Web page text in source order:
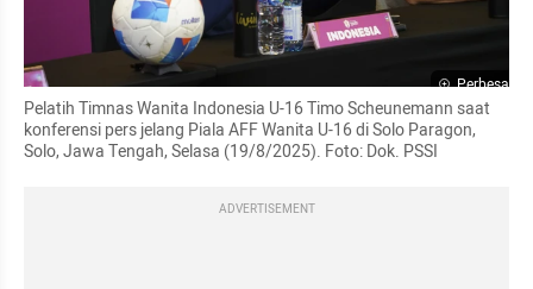
Perbesar
Pelatih Timnas Wanita Indonesia U-16 Timo Scheunemann saat
konferensi pers jelang Piala AFF Wanita U-16 di Solo Paragon,
Solo, Jawa Tengah, Selasa (19/8/2025). Foto: Dok. PSSI
ADVERTISEMENT